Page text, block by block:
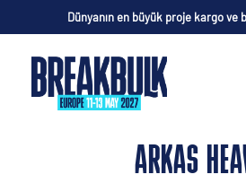
Dünyanın en büyük proje kargo
ARKAS